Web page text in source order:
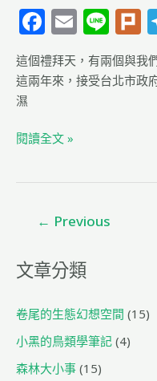
F
a
c
e
b
o
o
E
m
ai
l
Li
n
e
u
這個禮拜天，有兩個與我
這兩年來，接受台北市政
濕
生
態
監
測
成
果
分
鳥
7
月
份
鳥
閱讀全文 »
← Previous
文章分類
卷尾的生態幻想空間 (15)
小黑的鳥類學筆記 (4)
森林大小事 (15)